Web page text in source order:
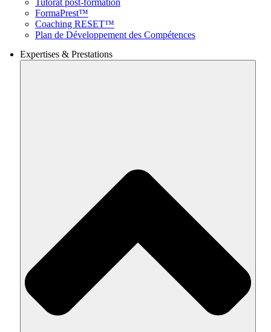
FormaPrest™
Coaching RESET™
Plan de Développement des Compétences
Expertises & Prestations